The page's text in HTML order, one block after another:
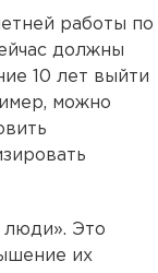
работы по
должны
10 лет выйти
можно
люди». Это
их